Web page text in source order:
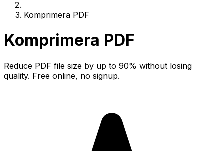
Komprimera PDF
Komprimera PDF
Reduce PDF file size by up to 90% without losing
quality. Free online, no signup.